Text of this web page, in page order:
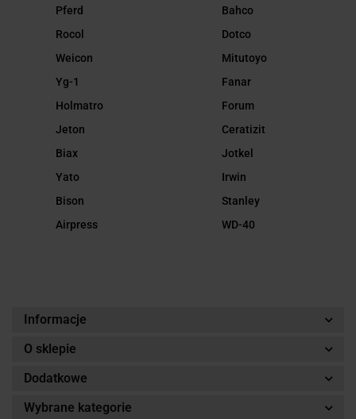
Pferd
Rocol
Weicon
Yg-1
Holmatro
Jeton
Biax
Yato
Bison
Airpress
Bahco
Dotco
Mitutoyo
Fanar
Forum
Ceratizit
Jotkel
Irwin
Stanley
WD-40
Informacje
O sklepie
Dodatkowe
Wybrane kategorie